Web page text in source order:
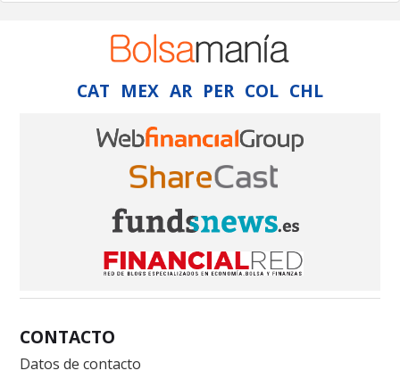
CAT MEX AR PER COL CHL
CONTACTO
Datos de contacto